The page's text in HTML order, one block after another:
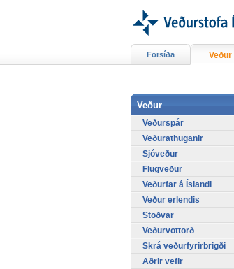
Forsíða Veður
Veður
Veðurspár
Veðurathuganir
Sjóveður
Flugveður
Veðurfar á Íslandi
Veður erlendis
Stöðvar
Veðurvottorð
Skrá veðurfyrirbrigði
Aðrir vefir